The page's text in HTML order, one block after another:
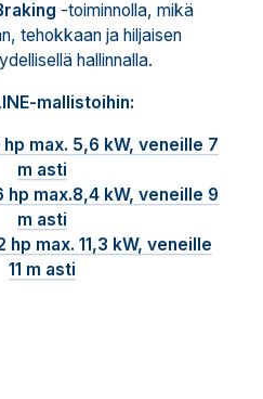
-toiminnolla, mikä
tehokkaan ja hiljaisen
hallinnalla.
mallistoihin:
hp max. 5,6 kW, veneille 7
m asti
hp max.8,4 kW, veneille 9
m asti
hp max. 11,3 kW, veneille
11 m asti